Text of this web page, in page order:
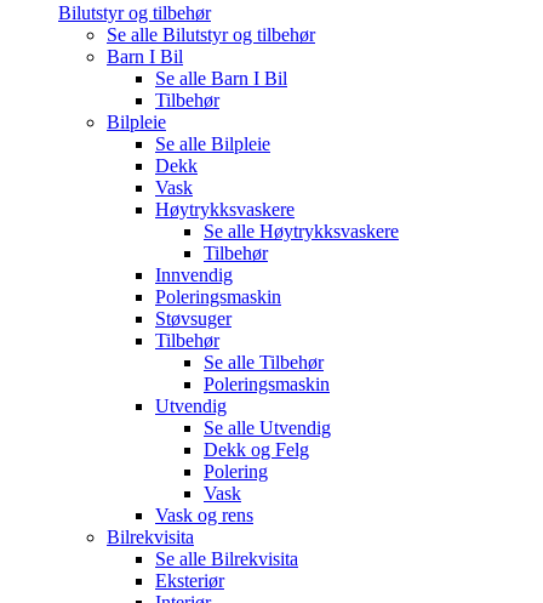
Bilutstyr og tilbehør
Se alle Bilutstyr og tilbehør
Barn I Bil
Se alle Barn I Bil
Tilbehør
Bilpleie
Se alle Bilpleie
Dekk
Vask
Høytrykksvaskere
Se alle Høytrykksvaskere
Tilbehør
Innvendig
Poleringsmaskin
Støvsuger
Tilbehør
Se alle Tilbehør
Poleringsmaskin
Utvendig
Se alle Utvendig
Dekk og Felg
Polering
Vask
Vask og rens
Bilrekvisita
Se alle Bilrekvisita
Eksteriør